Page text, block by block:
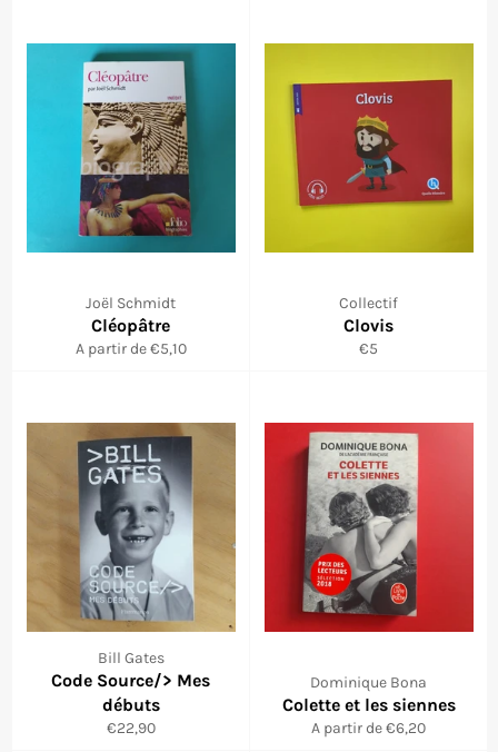
Joël Schmidt
Cléopâtre
A partir de €5,10
Collectif
Clovis
Prix
€5
Bill Gates
Code Source/> Mes
débuts
Prix
€22,90
Dominique Bona
Colette et les siennes
A partir de €6,20